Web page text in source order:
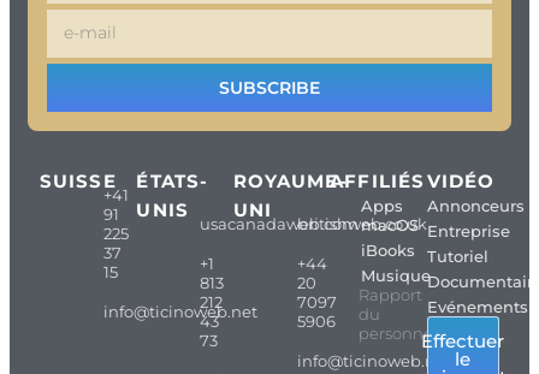
SUBSCRIBE
SUISSE
+41
91
225
37
15
info@ticinoweb.net
ÉTATS-
UNIS
usacanadaweb.com
+1
813
212
43
73
ROYAUME-
UNI
britishweb.co.uk
+44
20
7097
5906
info@ticinoweb.net
AFFILIÉS
Apps
macOS
iBooks
Musique
Rapport
du
personnel
VIDÉO
Annonceurs
Entreprise
Tutoriel
Evénements
Effectuer
le